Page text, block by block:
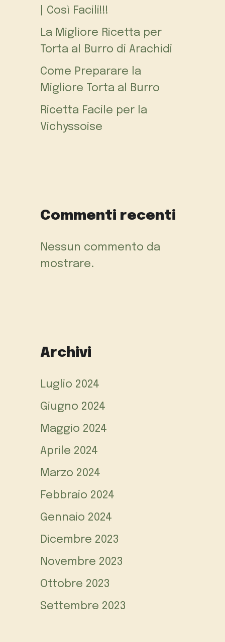
| Così Facili!!!
La Migliore Ricetta per
Torta al Burro di Arachidi
Come Preparare la
Migliore Torta al Burro
Ricetta Facile per la
Vichyssoise
Commenti recenti
Nessun commento da
mostrare.
Archivi
Luglio 2024
Giugno 2024
Maggio 2024
Aprile 2024
Marzo 2024
Febbraio 2024
Gennaio 2024
Dicembre 2023
Novembre 2023
Ottobre 2023
Settembre 2023